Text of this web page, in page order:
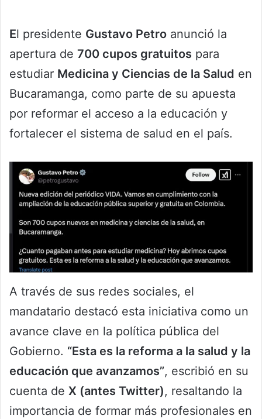
El presidente Gustavo Petro anunció la
apertura de 700 cupos gratuitos para
estudiar Medicina y Ciencias de la Salud en
Bucaramanga, como parte de su apuesta
por reformar el acceso a la educación y
fortalecer el sistema de salud en el país.
A través de sus redes sociales, el
mandatario destacó esta iniciativa como un
avance clave en la política pública del
Gobierno. “Esta es la reforma a la salud y la
educación que avanzamos”, escribió en su
cuenta de X (antes Twitter), resaltando la
importancia de formar más profesionales en